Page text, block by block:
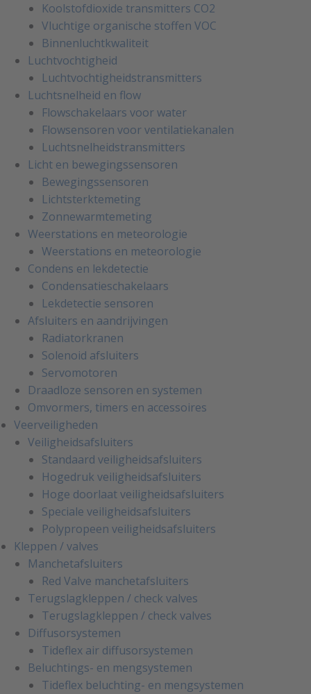
Koolstofdioxide transmitters CO2
Vluchtige organische stoffen VOC
Binnenluchtkwaliteit
Luchtvochtigheid
Luchtvochtigheidstransmitters
Luchtsnelheid en flow
Flowschakelaars voor water
Flowsensoren voor ventilatiekanalen
Luchtsnelheidstransmitters
Licht en bewegingssensoren
Bewegingssensoren
Lichtsterktemeting
Zonnewarmtemeting
Weerstations en meteorologie
Weerstations en meteorologie
Condens en lekdetectie
Condensatieschakelaars
Lekdetectie sensoren
Afsluiters en aandrijvingen
Radiatorkranen
Solenoid afsluiters
Servomotoren
Draadloze sensoren en systemen
Omvormers, timers en accessoires
Veerveiligheden
Veiligheidsafsluiters
Standaard veiligheidsafsluiters
Hogedruk veiligheidsafsluiters
Hoge doorlaat veiligheidsafsluiters
Speciale veiligheidsafsluiters
Polypropeen veiligheidsafsluiters
Kleppen / valves
Manchetafsluiters
Red Valve manchetafsluiters
Terugslagkleppen / check valves
Terugslagkleppen / check valves
Diffusorsystemen
Tideflex air diffusorsystemen
Beluchtings- en mengsystemen
Tideflex beluchting- en mengsystemen